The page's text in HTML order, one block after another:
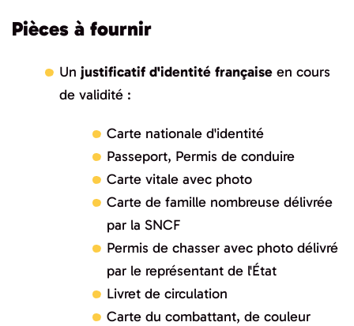
Pièces à fournir
Un justificatif d'identité française en cours
de validité :
Carte nationale d'identité
Passeport, Permis de conduire
Carte vitale avec photo
Carte de famille nombreuse délivrée
par la SNCF
Permis de chasser avec photo délivré
par le représentant de l'État
Livret de circulation
Carte du combattant, de couleur